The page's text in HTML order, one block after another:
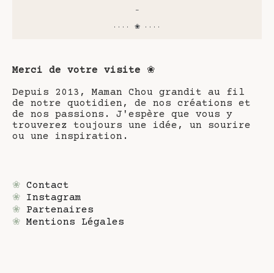
-
···· ❀ ····
Merci de votre visite ❀
Depuis 2013, Maman Chou grandit au fil
de notre quotidien, de nos créations et
de nos passions. J'espère que vous y
trouverez toujours une idée, un sourire
ou une inspiration.
❀ Contact
❀ Instagram
❀ Partenaires
❀ Mentions Légales